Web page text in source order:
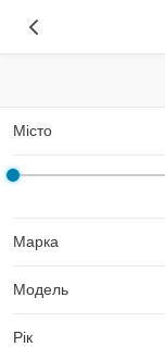
Місто
Марка
Модель
Рік